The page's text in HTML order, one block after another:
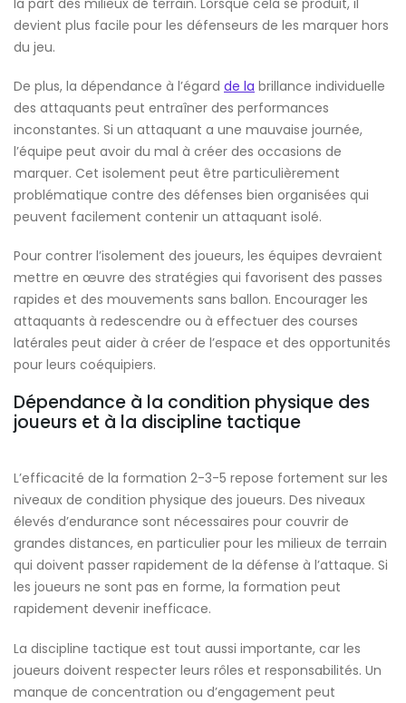
devient plus facile pour les défenseurs de les marquer hors
du jeu.
De plus, la dépendance à l’égard de la brillance individuelle
des attaquants peut entraîner des performances
inconstantes. Si un attaquant a une mauvaise journée,
l’équipe peut avoir du mal à créer des occasions de
marquer. Cet isolement peut être particulièrement
problématique contre des défenses bien organisées qui
peuvent facilement contenir un attaquant isolé.
Pour contrer l’isolement des joueurs, les équipes devraient
mettre en œuvre des stratégies qui favorisent des passes
rapides et des mouvements sans ballon. Encourager les
attaquants à redescendre ou à effectuer des courses
latérales peut aider à créer de l’espace et des opportunités
pour leurs coéquipiers.
Dépendance à la condition physique des
joueurs et à la discipline tactique
L’efficacité de la formation 2-3-5 repose fortement sur les
niveaux de condition physique des joueurs. Des niveaux
élevés d’endurance sont nécessaires pour couvrir de
grandes distances, en particulier pour les milieux de terrain
qui doivent passer rapidement de la défense à l’attaque. Si
les joueurs ne sont pas en forme, la formation peut
rapidement devenir inefficace.
La discipline tactique est tout aussi importante, car les
joueurs doivent respecter leurs rôles et responsabilités. Un
manque de concentration ou d’engagement peut